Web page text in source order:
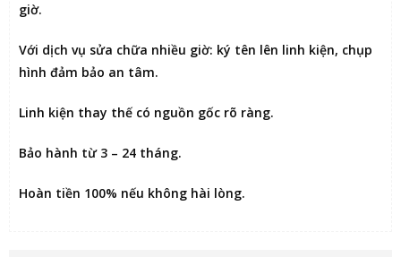
giờ.
Với dịch vụ sửa chữa nhiều giờ: ký tên lên linh kiện, chụp
hình đảm bảo an tâm.
Linh kiện thay thế có nguồn gốc rõ ràng.
Bảo hành từ 3 – 24 tháng.
Hoàn tiền 100% nếu không hài lòng.